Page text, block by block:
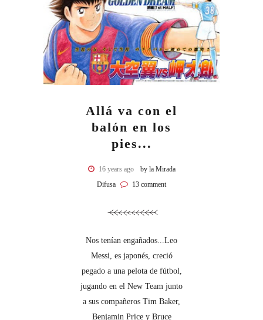
Allá va con el
balón en los
pies...
16 years ago
by la Mirada
Difusa
13 comment
Nos tenían engañados...Leo
Messi, es japonés, creció
pegado a una pelota de fútbol,
jugando en el New Team junto
a sus compañeros Tim Baker,
Benjamin Price y Bruce